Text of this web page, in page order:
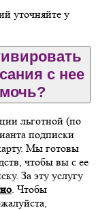
уточняйте у
с нее
льготной (по
подписки
Мы готовы
чтобы вы с ее
За эту услугу
. Чтобы